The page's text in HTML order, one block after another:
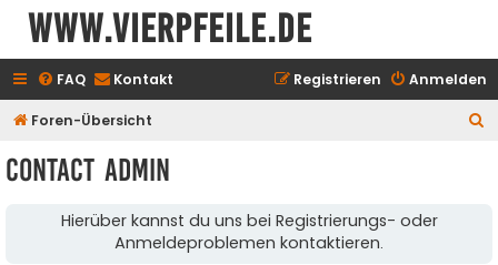
www.vierpfeile.de
FAQ Kontakt Anmelden
Registrieren
Foren-Übersicht
Contact Admin
Hierüber kannst du uns bei Registrierungs- oder
Anmeldeproblemen kontaktieren.